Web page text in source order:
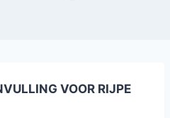
VOOR RIJPE